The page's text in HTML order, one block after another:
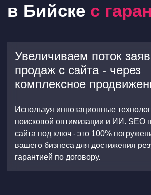
в Бийске с
Увеличиваем поток
продаж с сайта - через
комплексное
Используя инновационные
поисковой оптимизации и ИИ. SEO
сайта под ключ - это 100%
вашего бизнеса для достижения
гарантией по договору.